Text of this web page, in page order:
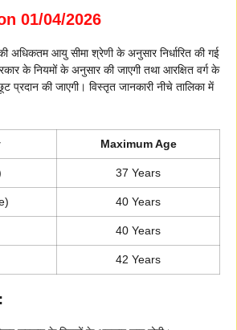
01/04/2026
अधिकतम आयु सीमा श्रेणी के अनुसार निर्धारित की गई
के नियमों के अनुसार की जाएगी तथा आरक्षित वर्ग के
प्रदान की जाएगी। विस्तृत जानकारी नीचे तालिका में
Maximum Age
37 Years
40 Years
40 Years
42 Years